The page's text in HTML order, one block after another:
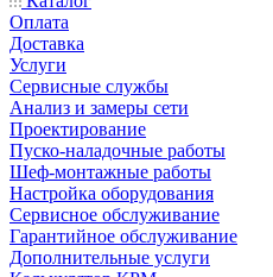
Оплата
Доставка
Услуги
Сервисные службы
Анализ и замеры сети
Проектирование
Пуско-наладочные работы
Шеф-монтажные работы
Настройка оборудования
Сервисное обслуживание
Гарантийное обслуживание
Дополнительные услуги